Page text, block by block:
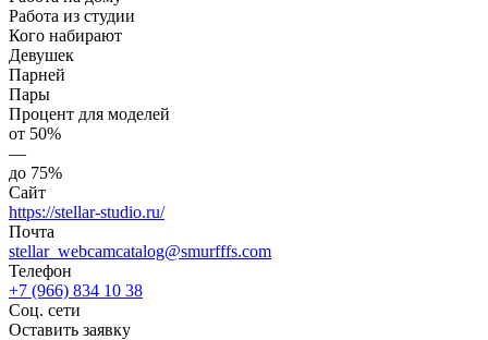
Работа из студии
Кого набирают
Девушек
Парней
Пары
Процент для моделей
от 50%
—
до 75%
Сайт
https://stellar-studio.ru/
Почта
stellar_webcamcatalog@smurfffs.com
Телефон
+7 (966) 834 10 38
Соц. сети
Оставить заявку